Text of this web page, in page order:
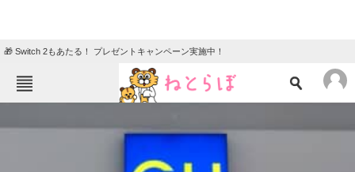
🎁 Switch 2もあたる！ プレゼントキャンペーン実施中！
TOP ニュース
クイズ